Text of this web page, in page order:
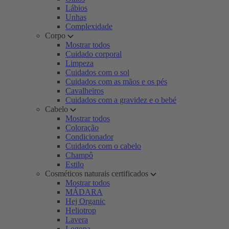
Lábios
Unhas
Complexidade
Corpo
Mostrar todos
Cuidado corporal
Limpeza
Cuidados com o sol
Cuidados com as mãos e os pés
Cavalheiros
Cuidados com a gravidez e o bebé
Cabelo
Mostrar todos
Coloração
Condicionador
Cuidados com o cabelo
Champô
Estilo
Cosméticos naturais certificados
Mostrar todos
MÁDARA
Hej Organic
Heliotrop
Lavera